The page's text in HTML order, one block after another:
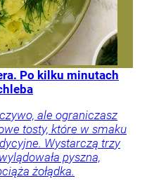
Po kilku minutach
ale ograniczasz
tosty, które w smaku
Wystarczą trzy
pyszna,
żołądka.